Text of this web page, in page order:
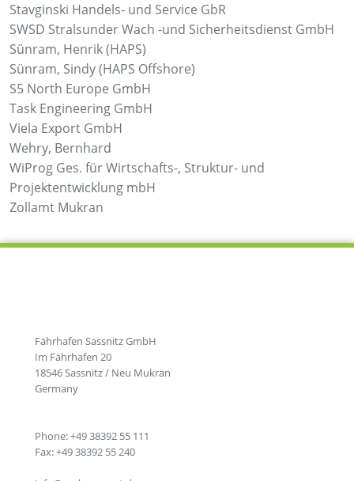
Stavginski Handels- und Service GbR
SWSD Stralsunder Wach -und Sicherheitsdienst GmbH
Sünram, Henrik (HAPS)
Sünram, Sindy (HAPS Offshore)
S5 North Europe GmbH
Task Engineering GmbH
Viela Export GmbH
Wehry, Bernhard
WiProg Ges. für Wirtschafts-, Struktur- und
Projektentwicklung mbH
Zollamt Mukran
Fährhafen Sassnitz GmbH
Im Fährhafen 20
18546 Sassnitz / Neu Mukran
Germany
Phone: +49 38392 55 111
Fax: +49 38392 55 240